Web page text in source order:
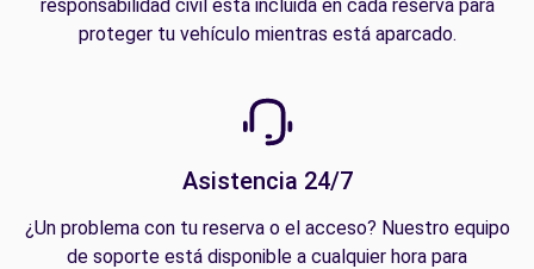
responsabilidad civil está incluida en cada reserva para
proteger tu vehículo mientras está aparcado.
Asistencia 24/7
¿Un problema con tu reserva o el acceso? Nuestro equipo
de soporte está disponible a cualquier hora para